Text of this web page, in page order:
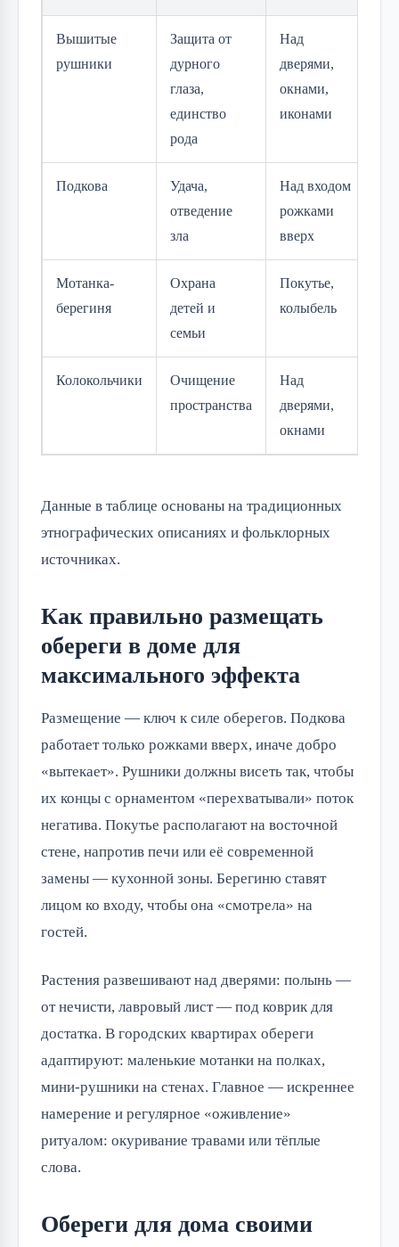
Вышитые
рушники
Защита от
дурного
глаза,
единство
рода
Над
дверями,
окнами,
иконами
Подкова
Удача,
отведение
зла
Над входом
рожками
вверх
Мотанка-
берегиня
Охрана
детей и
семьи
Покутье,
колыбель
Колокольчики
Очищение
пространства
Над
дверями,
окнами
Данные в таблице основаны на традиционных
этнографических описаниях и фольклорных
источниках.
Как правильно размещать
обереги в доме для
максимального эффекта
Размещение — ключ к силе оберегов. Подкова
работает только рожками вверх, иначе добро
«вытекает». Рушники должны висеть так, чтобы
их концы с орнаментом «перехватывали» поток
негатива. Покутье располагают на восточной
стене, напротив печи или её современной
замены — кухонной зоны. Берегиню ставят
лицом ко входу, чтобы она «смотрела» на
гостей.
Растения развешивают над дверями: полынь —
от нечисти, лавровый лист — под коврик для
достатка. В городских квартирах обереги
адаптируют: маленькие мотанки на полках,
мини-рушники на стенах. Главное — искреннее
намерение и регулярное «оживление»
ритуалом: окуривание травами или тёплые
слова.
Обереги для дома своими